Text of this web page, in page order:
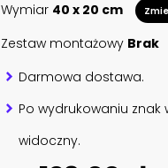
Wymiar 40 x 20 cm
Zestaw montażowy Brak
Darmowa dostawa.
Po wydrukowaniu
widoczny.